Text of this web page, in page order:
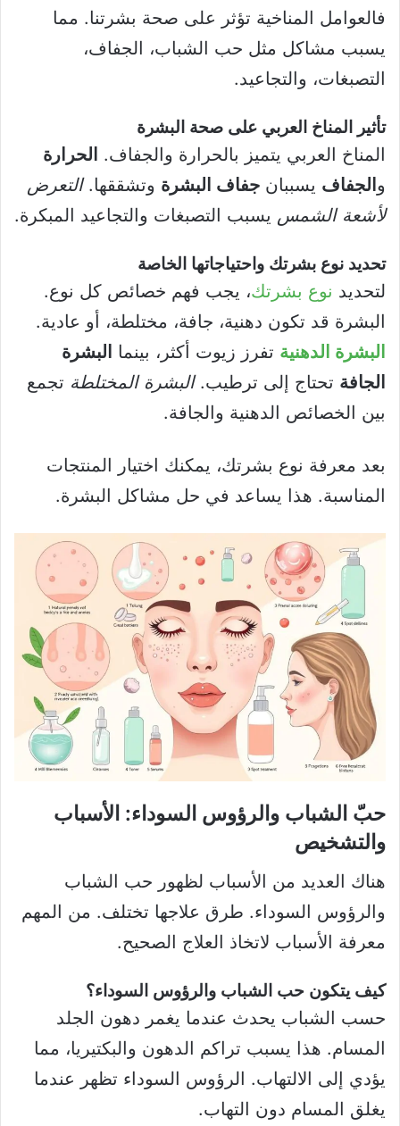
فالعوامل المناخية تؤثر على صحة بشرتنا. مما
يسبب مشاكل مثل حب الشباب، الجفاف،
التصبغات، والتجاعيد.
تأثير المناخ العربي على صحة البشرة
المناخ العربي يتميز بالحرارة والجفاف. الحرارة
و الجفاف يسببان جفاف البشرة وتشققها.التعرض
لأشعة الشمس يسبب التصبغات والتجاعيد المبكرة.
تحديد نوع بشرتك واحتياجاتها الخاصة
لتحديد نوع بشرتك، يجب فهم خصائص كل نوع.
البشرة قد تكون دهنية، جافة، مختلطة، أو عادية.
البشرة الدهنية تفرز زيوت أكثر، بينما البشرة
الجافة تحتاج إلى ترطيب.البشرة المختلطة تجمع
بين الخصائص الدهنية والجافة.
بعد معرفة نوع بشرتك، يمكنك اختيار المنتجات
المناسبة. هذا يساعد في حل مشاكل البشرة.
حبّ الشباب والرؤوس السوداء: الأسباب
والتشخيص
هناك العديد من الأسباب لظهور حب الشباب
والرؤوس السوداء. طرق علاجها تختلف. من المهم
معرفة الأسباب لاتخاذ العلاج الصحيح.
كيف يتكون حب الشباب والرؤوس السوداء؟
حسب الشباب يحدث عندما يغمر دهون الجلد
المسام. هذا يسبب تراكم الدهون والبكتيريا، مما
يؤدي إلى الالتهاب. الرؤوس السوداء تظهر عندما
يغلق المسام دون التهاب.